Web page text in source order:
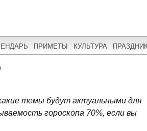
ПРИМЕТЫ КУЛЬТУРА
темы будут актуальными для
гороскопа 70%, если вы